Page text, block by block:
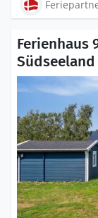
Ferienhaus
Südseeland